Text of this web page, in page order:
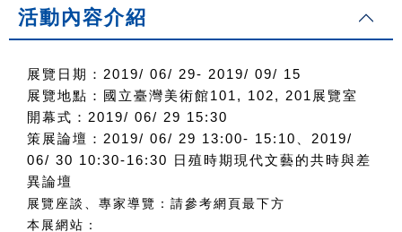
活動內容介紹
展覽日期：2019/ 06/ 29- 2019/ 09/ 15
展覽地點：國立臺灣美術館101, 102, 201展覽室
開幕式：2019/ 06/ 29 15:30
策展論壇：2019/ 06/ 29 13:00- 15:10、2019/
06/ 30 10:30-16:30 日殖時期現代文藝的共時與差
異論壇
展覽座談、專家導覽：請參考網頁最下方
本展網站：